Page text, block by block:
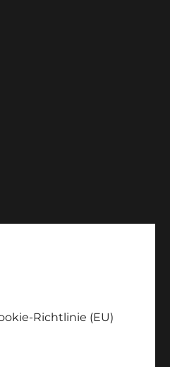
Richtlinie (EU)